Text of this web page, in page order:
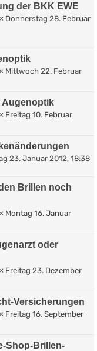
der BKK EWE
Donnerstag 28. Februar
Mittwoch 22. Februar
Augenoptik
Freitag 10. Februar
23. Januar 2012, 18:38
Brillen noch
Montag 16. Januar
oder
Freitag 23. Dezember
Versicherungen
Freitag 16. September
Shop-Brillen-